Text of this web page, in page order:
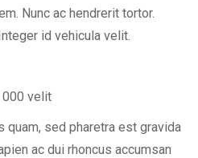
Nunc ac hendrerit tortor.
id vehicula velit.
000 velit
quam, sed pharetra est gravida
ac dui rhoncus accumsan